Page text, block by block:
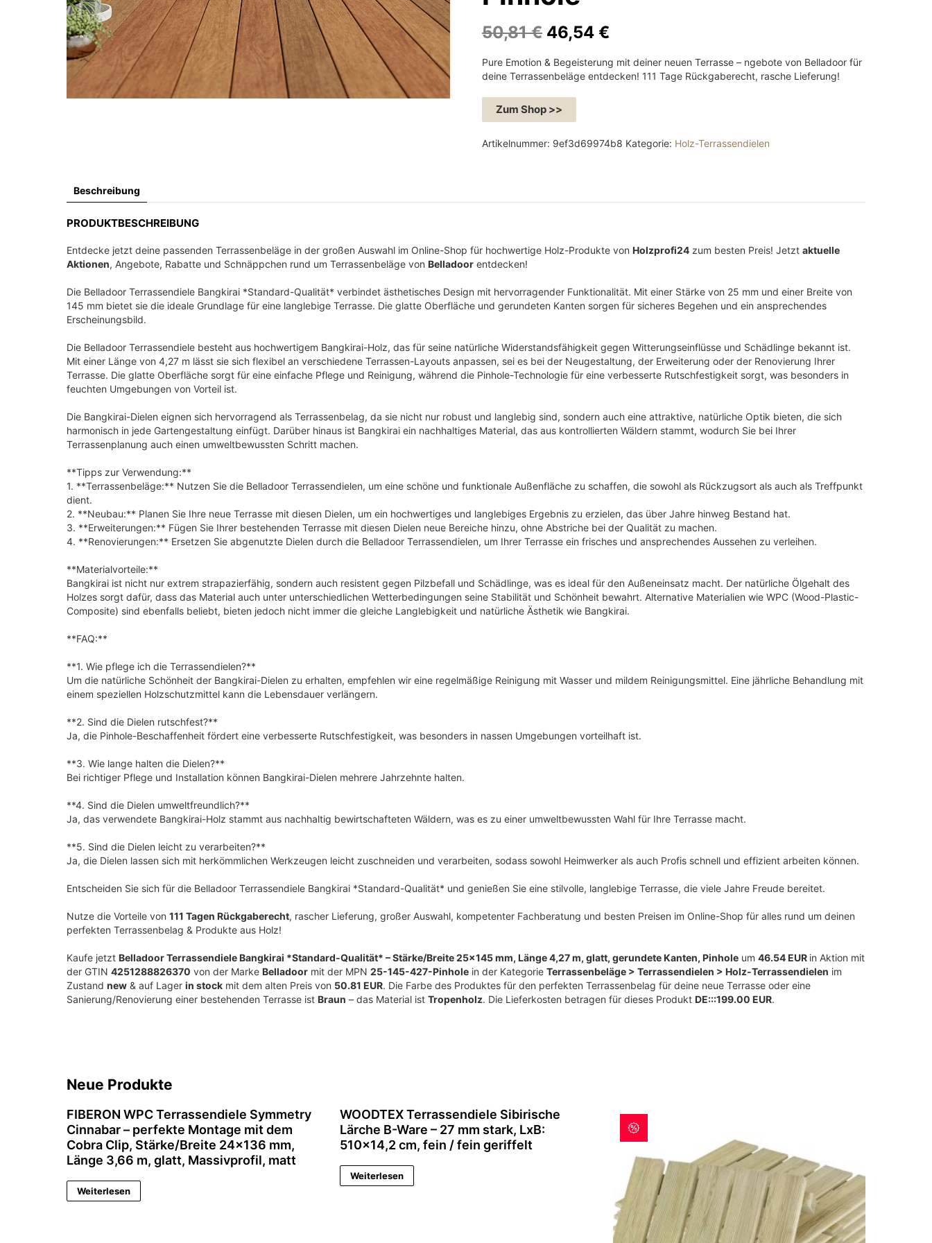
50,81€ U
s
p
r
ü
n
i
e
P
r
i
s
w
r
0
8
1
46,54€
t
u
l
P
i
i
s
:
4
5
€
Pure Emotion & Begeisterung mit deiner neuen Terrasse – ngebote von Belladoor für
deine Terrassenbeläge entdecken! 111 Tage Rückgaberecht, rasche Lieferung!
Zum Shop >>
Artikelnummer: 9ef3d69974b8 Kategorie: Holz-Terrassendielen
Beschreibung
PRODUKTBESCHREIBUNG
Entdecke jetzt deine passenden Terrassenbeläge in der großen Auswahl im Online-Shop für hochwertige Holz-Produkte von Holzprofi24 zum besten Preis! Jetzt aktuelle
Aktionen, Angebote, Rabatte und Schnäppchen rund um Terrassenbeläge von Belladoor entdecken!
Die Belladoor Terrassendiele Bangkirai *Standard-Qualität* verbindet ästhetisches Design mit hervorragender Funktionalität. Mit einer Stärke von 25 mm und einer Breite von
145 mm bietet sie die ideale Grundlage für eine langlebige Terrasse. Die glatte Oberfläche und gerundeten Kanten sorgen für sicheres Begehen und ein ansprechendes
Erscheinungsbild.
Die Belladoor Terrassendiele besteht aus hochwertigem Bangkirai-Holz, das für seine natürliche Widerstandsfähigkeit gegen Witterungseinflüsse und Schädlinge bekannt ist.
Mit einer Länge von 4,27 m lässt sie sich flexibel an verschiedene Terrassen-Layouts anpassen, sei es bei der Neugestaltung, der Erweiterung oder der Renovierung Ihrer
Terrasse. Die glatte Oberfläche sorgt für eine einfache Pflege und Reinigung, während die Pinhole-Technologie für eine verbesserte Rutschfestigkeit sorgt, was besonders in
feuchten Umgebungen von Vorteil ist.
Die Bangkirai-Dielen eignen sich hervorragend als Terrassenbelag, da sie nicht nur robust und langlebig sind, sondern auch eine attraktive, natürliche Optik bieten, die sich
harmonisch in jede Gartengestaltung einfügt. Darüber hinaus ist Bangkirai ein nachhaltiges Material, das aus kontrollierten Wäldern stammt, wodurch Sie bei Ihrer
Terrassenplanung auch einen umweltbewussten Schritt machen.
**Tipps zur Verwendung:**
1. **Terrassenbeläge:** Nutzen Sie die Belladoor Terrassendielen, um eine schöne und funktionale Außenfläche zu schaffen, die sowohl als Rückzugsort als auch als Treffpunkt
dient.
2. **Neubau:** Planen Sie Ihre neue Terrasse mit diesen Dielen, um ein hochwertiges und langlebiges Ergebnis zu erzielen, das über Jahre hinweg Bestand hat.
3. **Erweiterungen:** Fügen Sie Ihrer bestehenden Terrasse mit diesen Dielen neue Bereiche hinzu, ohne Abstriche bei der Qualität zu machen.
4. **Renovierungen:** Ersetzen Sie abgenutzte Dielen durch die Belladoor Terrassendielen, um Ihrer Terrasse ein frisches und ansprechendes Aussehen zu verleihen.
**Materialvorteile:**
Bangkirai ist nicht nur extrem strapazierfähig, sondern auch resistent gegen Pilzbefall und Schädlinge, was es ideal für den Außeneinsatz macht. Der natürliche Ölgehalt des
Holzes sorgt dafür, dass das Material auch unter unterschiedlichen Wetterbedingungen seine Stabilität und Schönheit bewahrt. Alternative Materialien wie WPC (Wood-Plastic-
Composite) sind ebenfalls beliebt, bieten jedoch nicht immer die gleiche Langlebigkeit und natürliche Ästhetik wie Bangkirai.
**FAQ:**
**1. Wie pflege ich die Terrassendielen?**
Um die natürliche Schönheit der Bangkirai-Dielen zu erhalten, empfehlen wir eine regelmäßige Reinigung mit Wasser und mildem Reinigungsmittel. Eine jährliche Behandlung mit
einem speziellen Holzschutzmittel kann die Lebensdauer verlängern.
**2. Sind die Dielen rutschfest?**
Ja, die Pinhole-Beschaffenheit fördert eine verbesserte Rutschfestigkeit, was besonders in nassen Umgebungen vorteilhaft ist.
**3. Wie lange halten die Dielen?**
Bei richtiger Pflege und Installation können Bangkirai-Dielen mehrere Jahrzehnte halten.
**4. Sind die Dielen umweltfreundlich?**
Ja, das verwendete Bangkirai-Holz stammt aus nachhaltig bewirtschafteten Wäldern, was es zu einer umweltbewussten Wahl für Ihre Terrasse macht.
**5. Sind die Dielen leicht zu verarbeiten?**
Ja, die Dielen lassen sich mit herkömmlichen Werkzeugen leicht zuschneiden und verarbeiten, sodass sowohl Heimwerker als auch Profis schnell und effizient arbeiten können.
Entscheiden Sie sich für die Belladoor Terrassendiele Bangkirai *Standard-Qualität* und genießen Sie eine stilvolle, langlebige Terrasse, die viele Jahre Freude bereitet.
Nutze die Vorteile von 111 Tagen Rückgaberecht, rascher Lieferung, großer Auswahl, kompetenter Fachberatung und besten Preisen im Online-Shop für alles rund um deinen
perfekten Terrassenbelag & Produkte aus Holz!
Kaufe jetzt Belladoor Terrassendiele Bangkirai *Standard-Qualität* – Stärke/Breite 25×145 mm, Länge 4,27 m, glatt, gerundete Kanten, Pinhole um 46.54 EUR in Aktion mit
der GTIN 4251288826370 von der Marke Belladoor mit der MPN 25-145-427-Pinhole in der Kategorie Terrassenbeläge > Terrassendielen > Holz-Terrassendielen im
Zustand new & auf Lager in stock mit dem alten Preis von 50.81 EUR. Die Farbe des Produktes für den perfekten Terrassenbelag für deine neue Terrasse oder eine
Sanierung/Renovierung einer bestehenden Terrasse ist Braun – das Material ist Tropenholz. Die Lieferkosten betragen für dieses Produkt DE:::199.00 EUR.
Neue Produkte
FIBERON WPC Terrassendiele Symmetry
Cinnabar – perfekte Montage mit dem
Cobra Clip, Stärke/Breite 24×136 mm,
Länge 3,66 m, glatt, Massivprofil, matt
Weiterlesen
WOODTEX Terrassendiele Sibirische
Lärche B-Ware – 27 mm stark, LxB:
510×14,2 cm, fein / fein geriffelt
Weiterlesen